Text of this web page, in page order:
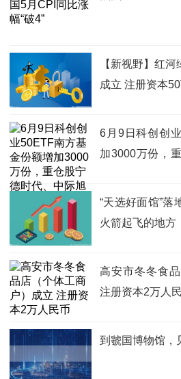
【新视野】红
成立 注册资本
6月9日科创创
加3000万份，
“天选好面馆”落
火箭起飞的地方
高安市冬冬食
注册资本2万人
到虢国博物馆，